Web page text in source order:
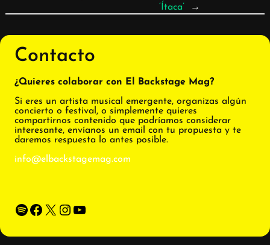
‘Ítaca’
→
Contacto
¿Quieres colaborar con El Backstage Mag?
Si eres un artista musical emergente, organizas algún
concierto o festival, o simplemente quieres
compartirnos contenido que podríamos considerar
interesante, envíanos un email con tu propuesta y te
daremos respuesta lo antes posible.
info@elbackstagemag.com
Spotify Facebook X Instagram YouTube